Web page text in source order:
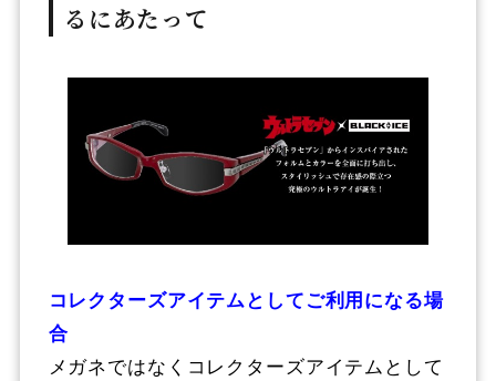
るにあたって
コレクターズアイテムとしてご利用になる場
合
メガネではなくコレクターズアイテムとして